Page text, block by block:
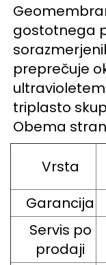
gostotnega
preprečuje
triplasto
Obema
Vrsta
Garancija
Servis po
prodaji